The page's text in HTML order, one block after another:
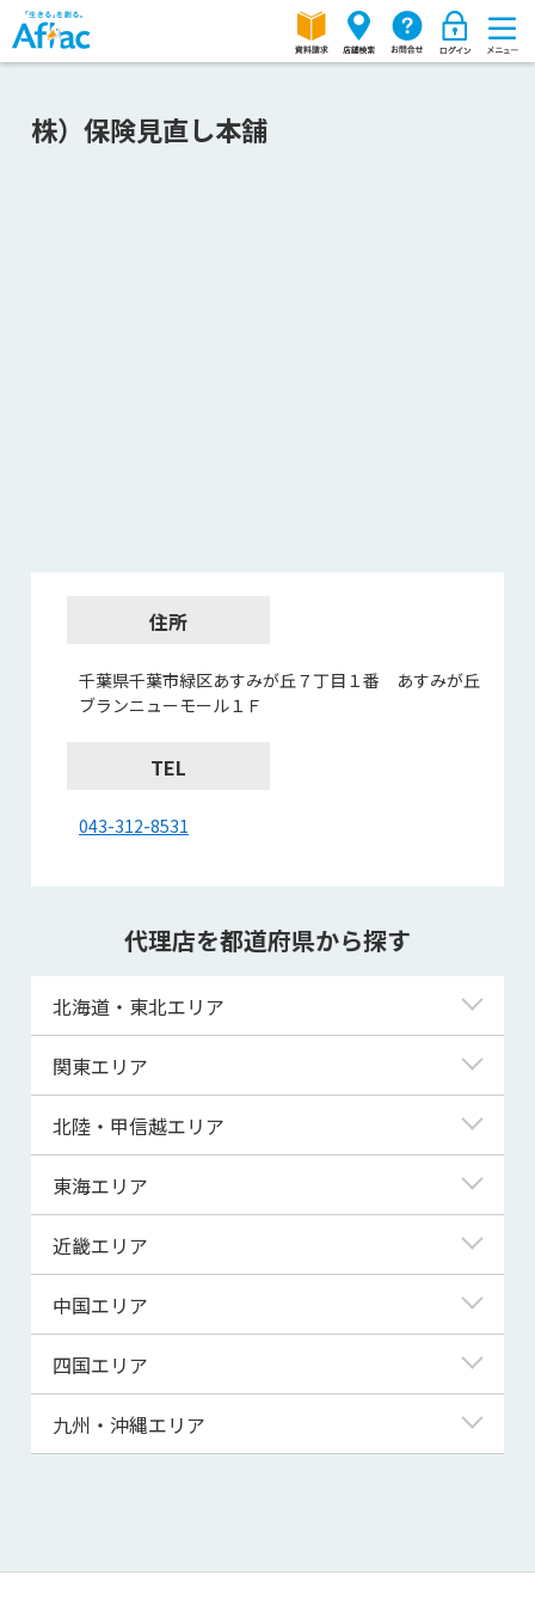
株）保険見直し本舗
住所
千葉県千葉市緑区あすみが丘７丁目１番 あすみが丘
ブランニューモール１Ｆ
TEL
043-312-8531
代理店を都道府県から探す
北海道・東北エリア
北海道
青森県
宮城県
秋田県
山形県
関東エリア
東京都
神奈川県
埼玉県
千葉県
茨城県
群馬県
北陸・甲信越エリア
新潟県
富山県
福井県
山梨県
長野県
東海エリア
岐阜県
静岡県
三重県
近畿エリア
滋賀県
京都府
大阪府
兵庫県
和歌山県
中国エリア
鳥取県
島根県
山口県
四国エリア
徳島県
高知県
九州・沖縄エリア